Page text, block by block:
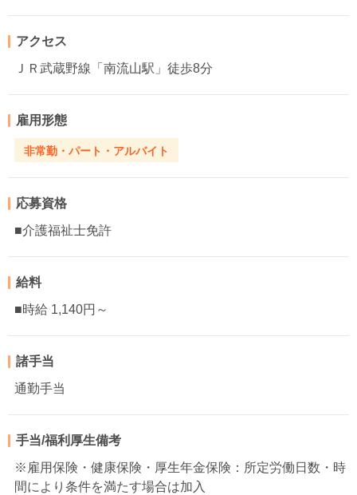
アクセス
ＪＲ武蔵野線「南流山駅」徒歩8分
雇用形態
非常勤・パート・アルバイト
応募資格
■介護福祉士免許
給料
■時給 1,140円～
諸手当
通勤手当
手当/福利厚生備考
※雇用保険・健康保険・厚生年金保険：所定労働日数・時
間により条件を満たす場合は加入